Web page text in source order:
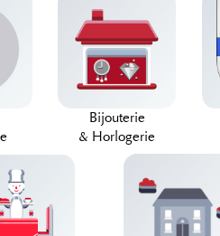
Bijouterie
& Horlogerie